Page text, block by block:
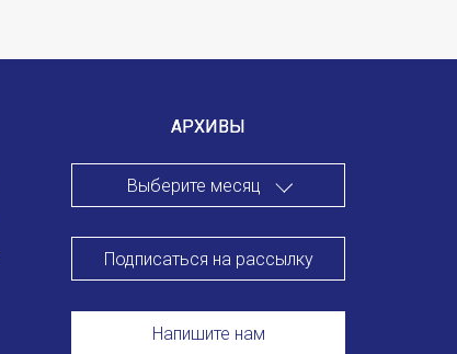
АРХИВЫ
Выберите месяц
Подписаться на рассылку
Напишите нам